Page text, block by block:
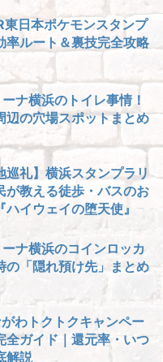
東日本ポケモンスタンプ
率ルート＆裏技完全攻略
ナ横浜のトイレ事情！
辺の穴場スポットまとめ
巡礼】横浜スタンプラリ
が教える徒歩・バスのお
イウェイの堕天使』
ーナ横浜のコインロッカ
の「隠れ預け先」まとめ
わトクトクキャンペー
全ガイド｜還元率・いつ
解説